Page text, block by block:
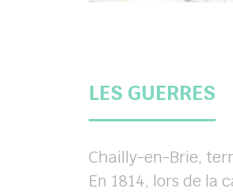
LES GUERRES
Chailly-en-Brie,
En 1814, lors de la